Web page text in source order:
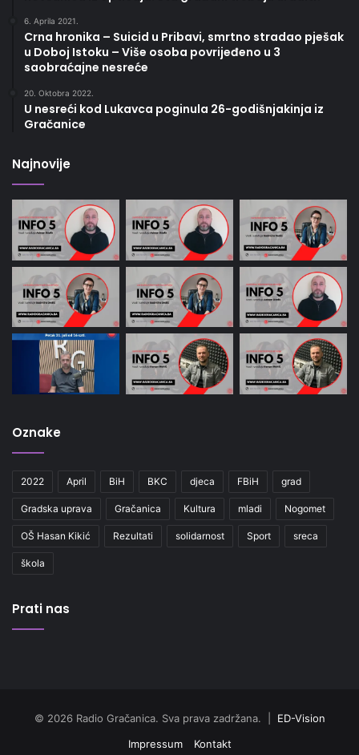
6. Aprila 2021.
Crna hronika – Suicid u Pribavi, smrtno stradao pješak
u Doboj Istoku – Više osoba povrijeđeno u 3
saobraćajne nesreće
20. Oktobra 2022.
U nesreći kod Lukavca poginula 26-godišnjakinja iz
Gračanice
Najnovije
Oznake
2022 April BiH BKC djeca FBiH grad
Gradska uprava Gračanica Kultura mladi Nogomet
OŠ Hasan Kikić Rezultati solidarnost Sport sreca
škola
Prati nas
© 2026 Radio Gračanica. Sva prava zadržana. | ED-Vision
Impressum
Kontakt